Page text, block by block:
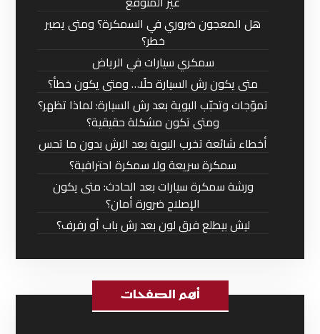
هل المعجون ضروري في السمكرة؟ ومتى يصير
خطر؟
سمكري سيارات في الرياض
متى يكون رش السيارة حلًا… ومتى يكون خطأ؟
تموّجات وتحبّب البوية بعد رش السيارة: لماذا تظهر؟
ومتى تكون مشكلة حقيقية؟
أخطاء شائعة تخرب البوية بعد الرش بدون ما تحس
سمكرة سريعة ولا سمكرة احترافية؟
ورشة سمكرة سيارات بعد الحادث: متى يكون
الإصلاح ضرورة أمان؟
ليش بيطلع فرق لون بعد رش باب أو رفرف؟
أهم الصفحات